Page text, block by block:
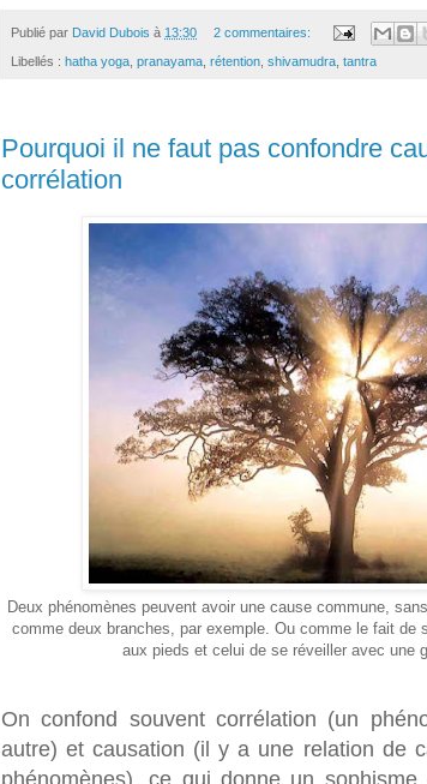
Publié par David Dubois à 13:30 2 commentaires:
Libellés : hatha yoga pranayama rétention shivamudra tantra
Pourquoi il ne faut pas confondre
corrélation
Deux phénomènes peuvent avoir une cause commune,
comme deux branches, par exemple. Ou comme le fait de
aux pieds et celui de se réveiller avec une
On confond souvent corrélation (un
autre) et causation (il y a une relation de
phénomènes), ce qui donne un sophisme